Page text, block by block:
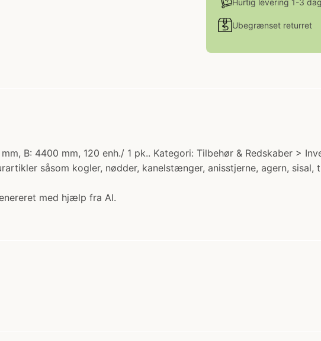
Ubegrænset returret
B: 4400 mm, 120 enh./ 1 pk.. Kategori: Tilbehør & Redskaber >
såsom kogler, nødder, kanelstænger, anisstjerne, agern,
med hjælp fra AI.